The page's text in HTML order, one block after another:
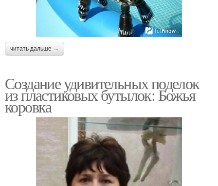
читать дальше →
Создание удивительных поделок
из пластиковых бутылок: Божья
коровка